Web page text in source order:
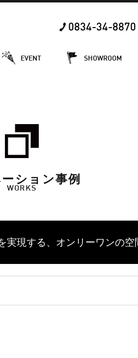
0834-34-8870
EVENT SHOWROOM
ション事例
WORKS
実現する、 オンリーワンの空